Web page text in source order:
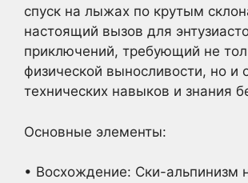
спуск на лыжах по крутым
настоящий вызов для
приключений, требующий не
физической выносливости, но и
технических навыков и знания
Основные элементы:
• Восхождение: Ски-альпинизм